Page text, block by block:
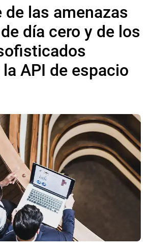
de las amenazas
día cero y de los
API de espacio